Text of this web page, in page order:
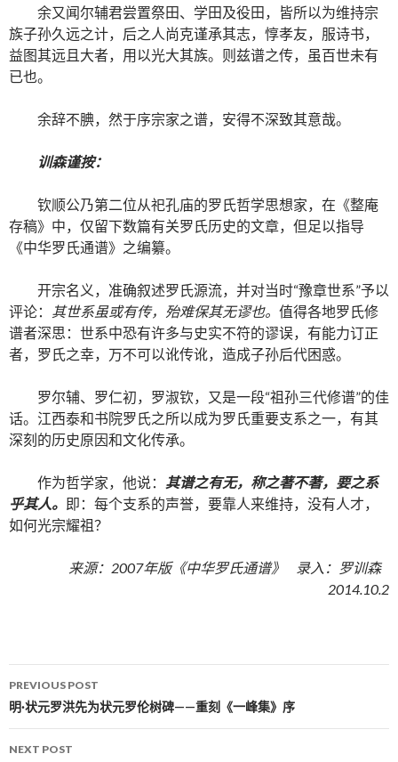
余又闻尔辅君尝置祭田、学田及役田，皆所以为维持宗
族子孙久远之计，后之人尚克谨承其志，惇孝友，服诗书，
益图其远且大者，用以光大其族。则兹谱之传，虽百世未有
已也。
余辞不腆，然于序宗家之谱，安得不深致其意哉。
训森谨按：
钦顺公乃第二位从祀孔庙的罗氏哲学思想家，在《整庵
存稿》中，仅留下数篇有关罗氏历史的文章，但足以指导
《中华罗氏通谱》之编纂。
开宗名义，准确叙述罗氏源流，并对当时“豫章世系”予以
评论： 其世系虽或有传，殆难保其无谬也。 值得各地罗氏修
谱者深思：世系中恐有许多与史实不符的谬误，有能力订正
者，罗氏之幸，万不可以讹传讹，造成子孙后代困惑。
罗尔辅、罗仁初，罗淑钦，又是一段“祖孙三代修谱”的佳
话。江西泰和书院罗氏之所以成为罗氏重要支系之一，有其
深刻的历史原因和文化传承。
作为哲学家，他说： 其谱之有无，称之著不著，要之系
乎其人。 即：每个支系的声誉，要靠人来维持，没有人才，
如何光宗耀祖？
来源：2007年版《中华罗氏通谱》 录入：罗训森
2014.10.2
Post navigation
PREVIOUS POST
明·状元罗洪先为状元罗伦树碑——重刻《一峰集》序
NEXT POST